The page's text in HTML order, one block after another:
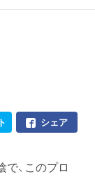
シェア
、このプロ